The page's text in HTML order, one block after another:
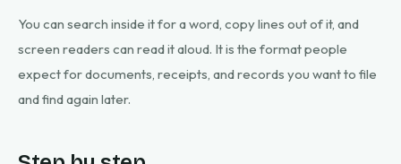
You can search inside it for a word, copy lines out of it, and
screen readers can read it aloud. It is the format people
expect for documents, receipts, and records you want to file
and find again later.